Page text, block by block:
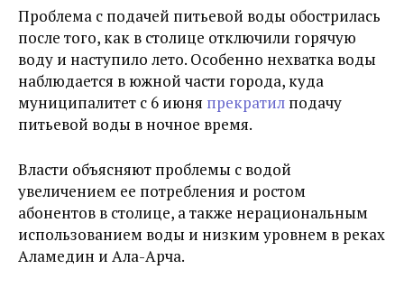
Проблема с подачей питьевой воды обострилась
после того, как в столице отключили горячую
воду и наступило лето. Особенно нехватка воды
наблюдается в южной части города, куда
муниципалитет с 6 июня прекратил подачу
питьевой воды в ночное время.
Власти объясняют проблемы с водой
увеличением ее потребления и ростом
абонентов в столице, а также нерациональным
использованием воды и низким уровнем в реках
Аламедин и Ала-Арча.